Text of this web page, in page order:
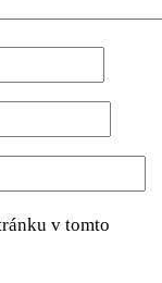
v tomto